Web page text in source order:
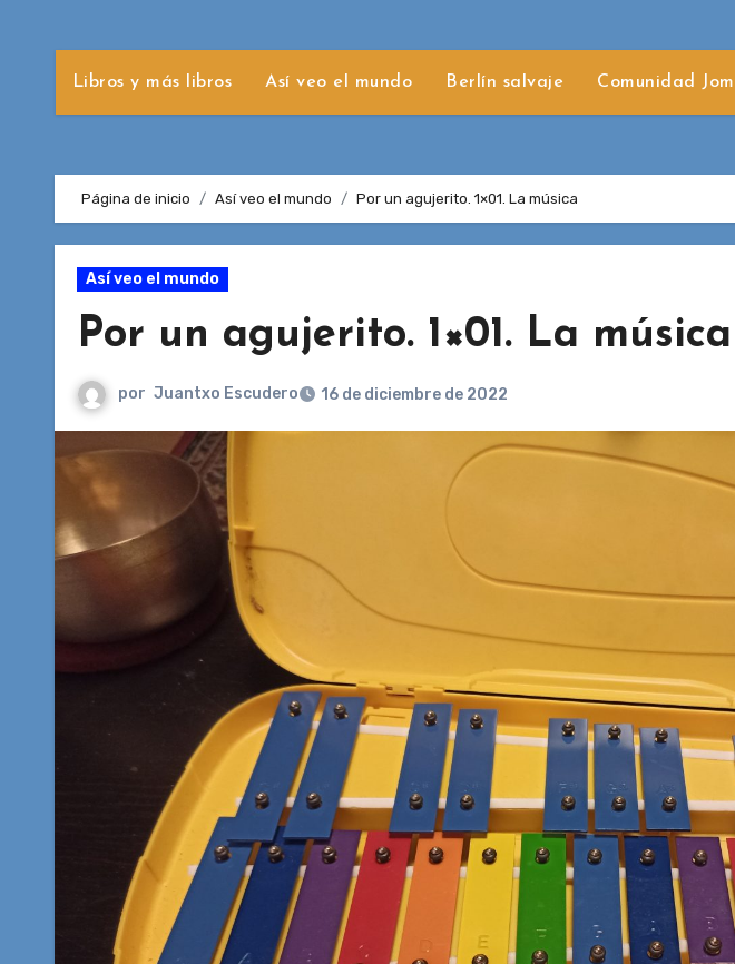
Libros y más libros Así veo el mundo Berlín salvaje Comunidad
Página de inicio Así veo el mundo Por un agujerito. 1×01. La música
Así veo el mundo
Por un agujerito. 1×01. La música
por Juantxo Escudero 16 de diciembre de 2022